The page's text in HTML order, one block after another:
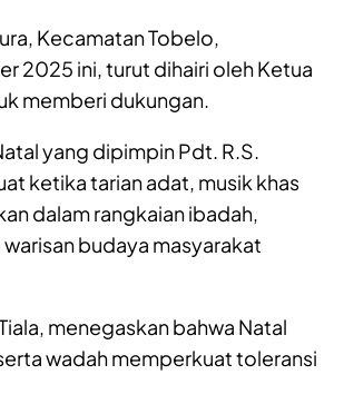
Kecamatan Tobelo,
2025 ini, turut dihairi oleh Ketua
memberi dukungan.
yang dipimpin Pdt. R.S.
ketika tarian adat, musik khas
dalam rangkaian ibadah,
budaya masyarakat
menegaskan bahwa Natal
wadah memperkuat toleransi